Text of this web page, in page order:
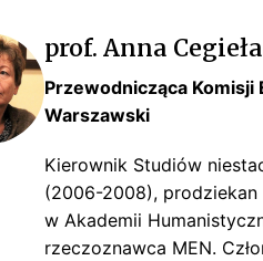
prof. Anna Cegieła
Przewodnicząca Komisji
Warszawski
Kierownik Studiów
(2006-2008), prodziekan
w Akademii
rzeczoznawca MEN.